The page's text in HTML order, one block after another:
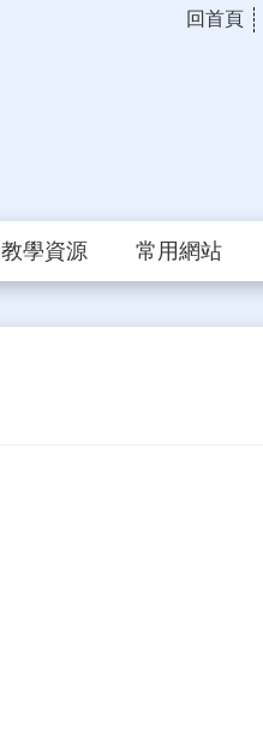
回首頁
教學資源 常用網站